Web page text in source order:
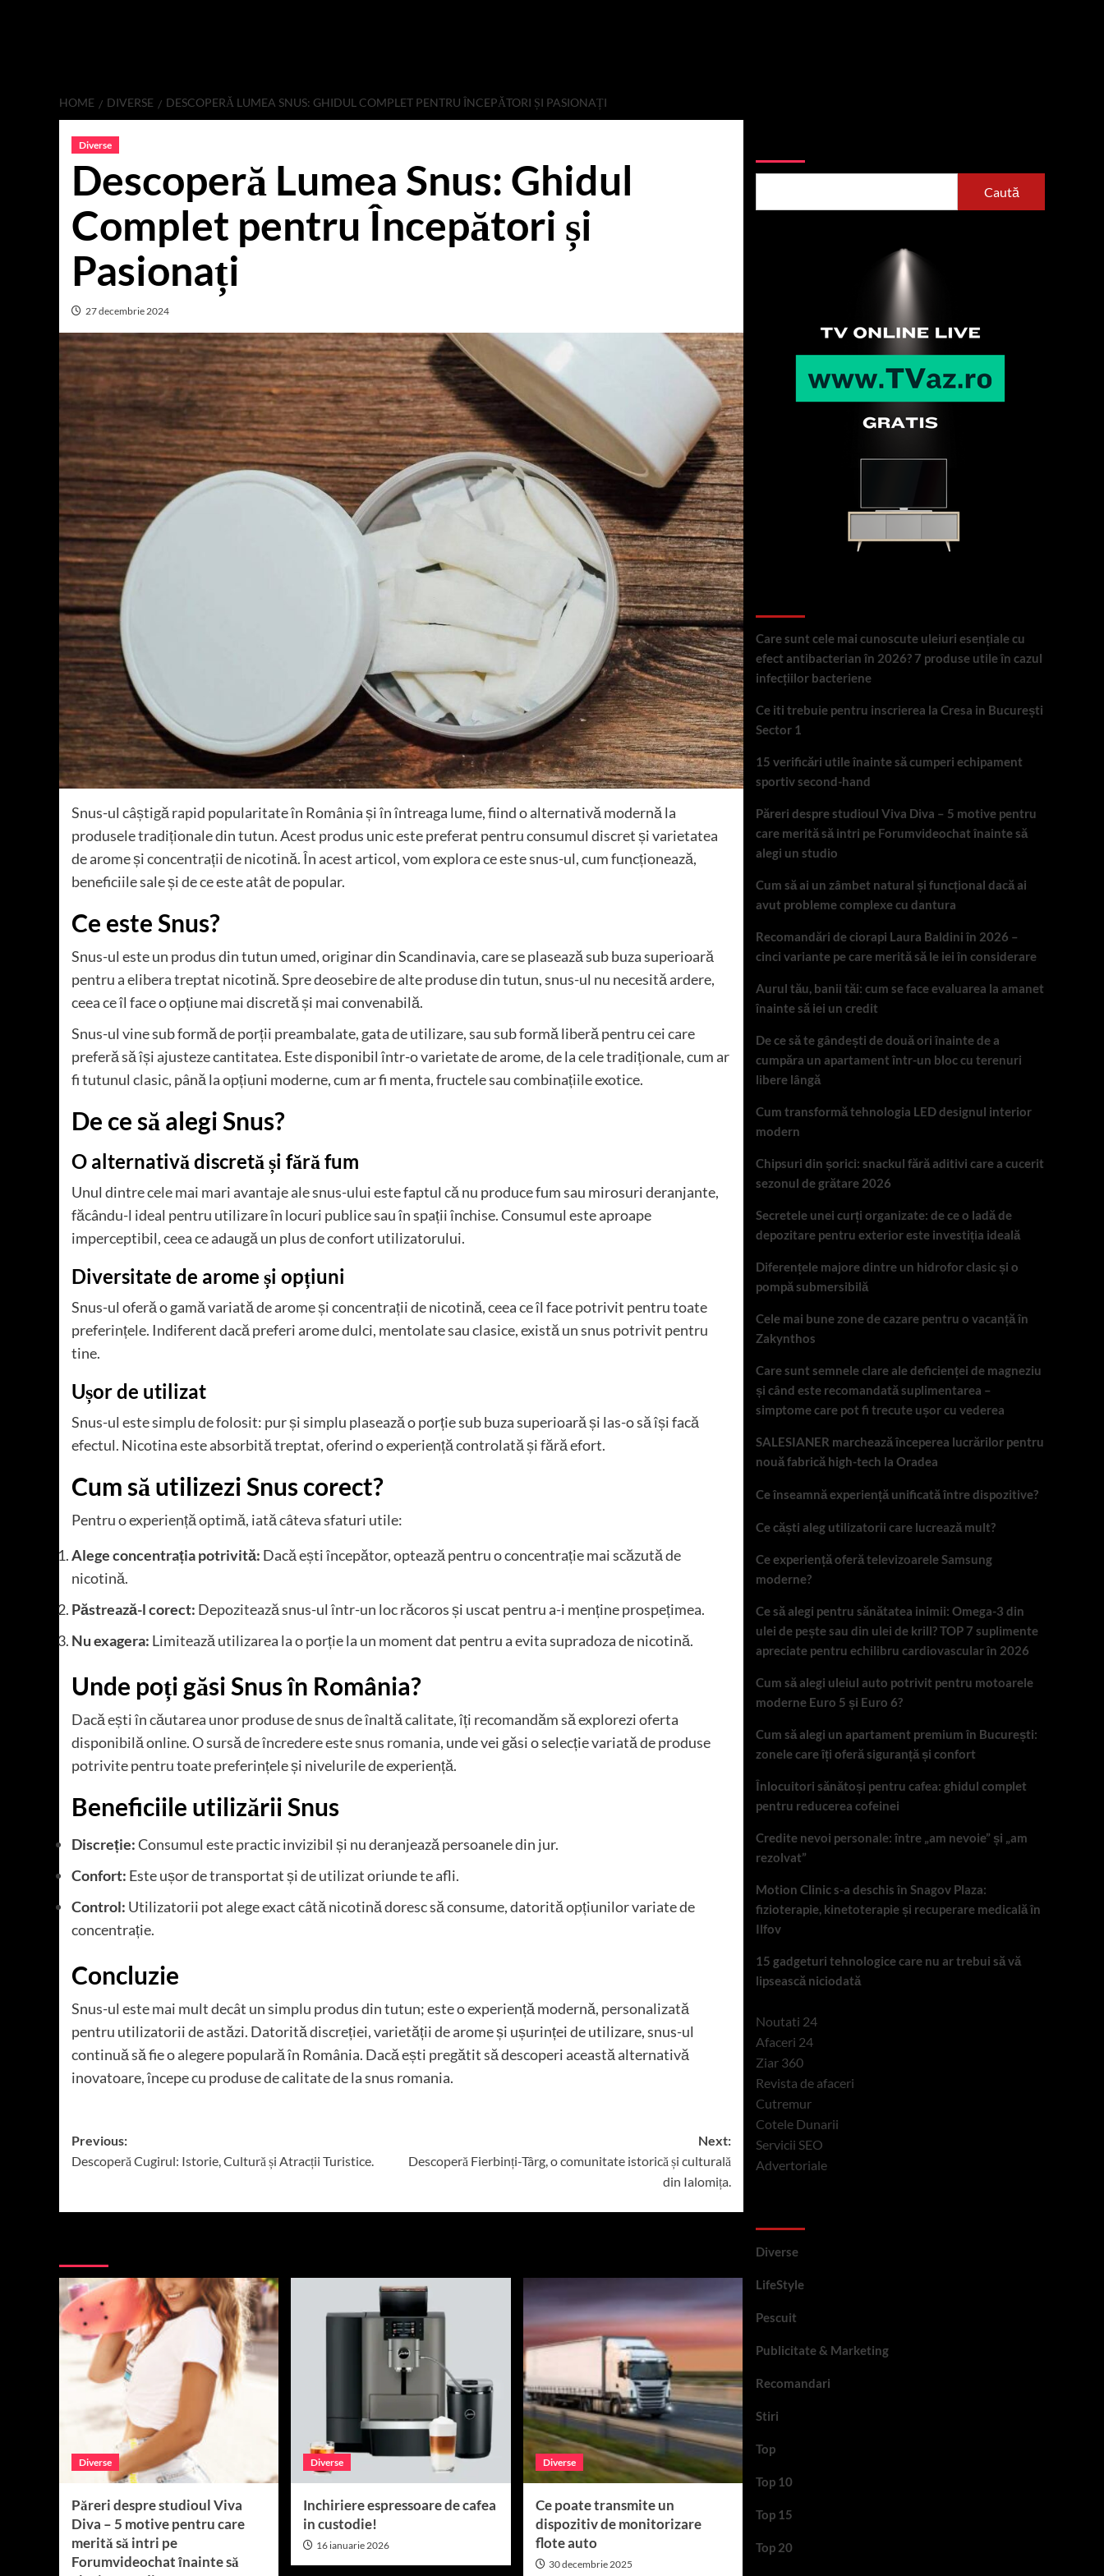
HOME DIVERSE DESCOPERĂ LUMEA SNUS: GHIDUL COMPLET PENTRU ÎNCEPĂTORI ȘI PASIONAȚI
Diverse
Descoperă Lumea Snus: Ghidul
Complet pentru Începători și
Pasionați
27 decembrie 2024
Snus-ul câștigă rapid popularitate în România și în întreaga lume, fiind o alternativă modernă la
produsele tradiționale din tutun. Acest produs unic este preferat pentru consumul discret și varietatea
de arome și concentrații de nicotină. În acest articol, vom explora ce este snus-ul, cum funcționează,
beneficiile sale și de ce este atât de popular.
Ce este Snus?
Snus-ul este un produs din tutun umed, originar din Scandinavia, care se plasează sub buza superioară
pentru a elibera treptat nicotină. Spre deosebire de alte produse din tutun, snus-ul nu necesită ardere,
ceea ce îl face o opțiune mai discretă și mai convenabilă.
Snus-ul vine sub formă de porții preambalate, gata de utilizare, sau sub formă liberă pentru cei care
preferă să își ajusteze cantitatea. Este disponibil într-o varietate de arome, de la cele tradiționale, cum ar
fi tutunul clasic, până la opțiuni moderne, cum ar fi menta, fructele sau combinațiile exotice.
De ce să alegi Snus?
O alternativă discretă și fără fum
Unul dintre cele mai mari avantaje ale snus-ului este faptul că nu produce fum sau mirosuri deranjante,
făcându-l ideal pentru utilizare în locuri publice sau în spații închise. Consumul este aproape
imperceptibil, ceea ce adaugă un plus de confort utilizatorului.
Diversitate de arome și opțiuni
Snus-ul oferă o gamă variată de arome și concentrații de nicotină, ceea ce îl face potrivit pentru toate
preferințele. Indiferent dacă preferi arome dulci, mentolate sau clasice, există un snus potrivit pentru
tine.
Ușor de utilizat
Snus-ul este simplu de folosit: pur și simplu plasează o porție sub buza superioară și las-o să își facă
efectul. Nicotina este absorbită treptat, oferind o experiență controlată și fără efort.
Cum să utilizezi Snus corect?
Pentru o experiență optimă, iată câteva sfaturi utile:
Alege concentrația potrivită: Dacă ești începător, optează pentru o concentrație mai scăzută de
nicotină.
Păstrează-l corect: Depozitează snus-ul într-un loc răcoros și uscat pentru a-i menține prospețimea.
Nu exagera: Limitează utilizarea la o porție la un moment dat pentru a evita supradoza de nicotină.
Unde poți găsi Snus în România?
Dacă ești în căutarea unor produse de snus de înaltă calitate, îți recomandăm să explorezi oferta
disponibilă online. O sursă de încredere estesnus romania, unde vei găsi o selecție variată de produse
potrivite pentru toate preferințele și nivelurile de experiență.
Beneficiile utilizării Snus
Discreție:Consumul este practic invizibil și nu deranjează persoanele din jur.
Confort: Este ușor de transportat și de utilizat oriunde te afli.
Control: Utilizatorii pot alege exact câtă nicotină doresc să consume, datorită opțiunilor variate de
concentrație.
Concluzie
Snus-ul este mai mult decât un simplu produs din tutun; este o experiență modernă, personalizată
pentru utilizatorii de astăzi. Datorită discreției, varietății de arome și ușurinței de utilizare, snus-ul
continuă să fie o alegere populară în România. Dacă ești pregătit să descoperi această alternativă
inovatoare, începe cu produse de calitate de lasnus romania.
Post
navigation
Previous:
Descoperă Cugirul: Istorie, Cultură și Atracții Turistice.
Next:
Descoperă Fierbinți-Târg, o comunitate istorică și culturală
din Ialomița.
Diverse
Păreri despre studioul Viva
Diva – 5 motive pentru care
merită să intri pe
Forumvideochat înainte să
Diverse
Inchiriere espressoare de cafea
in custodie!
16 ianuarie 2026
Diverse
Ce poate transmite un
dispozitiv de monitorizare
flote auto
30 decembrie 2025
Caută
Care sunt cele mai cunoscute uleiuri esențiale cu
efect antibacterian în 2026? 7 produse utile în cazul
infecțiilor bacteriene
Ce iti trebuie pentru inscrierea la Cresa in București
Sector 1
15 verificări utile înainte să cumperi echipament
sportiv second-hand
Păreri despre studioul Viva Diva – 5 motive pentru
care merită să intri pe Forumvideochat înainte să
alegi un studio
Cum să ai un zâmbet natural și funcțional dacă ai
avut probleme complexe cu dantura
Recomandări de ciorapi Laura Baldini în 2026 –
cinci variante pe care merită să le iei în considerare
Aurul tău, banii tăi: cum se face evaluarea la amanet
înainte să iei un credit
De ce să te gândești de două ori înainte de a
cumpăra un apartament într-un bloc cu terenuri
libere lângă
Cum transformă tehnologia LED designul interior
modern
Chipsuri din șorici: snackul fără aditivi care a cucerit
sezonul de grătare 2026
Secretele unei curți organizate: de ce o ladă de
depozitare pentru exterior este investiția ideală
Diferențele majore dintre un hidrofor clasic și o
pompă submersibilă
Cele mai bune zone de cazare pentru o vacanță în
Zakynthos
Care sunt semnele clare ale deficienței de magneziu
și când este recomandată suplimentarea –
simptome care pot fi trecute ușor cu vederea
SALESIANER marchează începerea lucrărilor pentru
nouă fabrică high-tech la Oradea
Ce înseamnă experiență unificată între dispozitive?
Ce căști aleg utilizatorii care lucrează mult?
Ce experiență oferă televizoarele Samsung
moderne?
Ce să alegi pentru sănătatea inimii: Omega-3 din
ulei de pește sau din ulei de krill? TOP 7 suplimente
apreciate pentru echilibru cardiovascular în 2026
Cum să alegi uleiul auto potrivit pentru motoarele
moderne Euro 5 și Euro 6?
Cum să alegi un apartament premium în București:
zonele care îți oferă siguranță și confort
Înlocuitori sănătoși pentru cafea: ghidul complet
pentru reducerea cofeinei
Credite nevoi personale: între „am nevoie” și „am
rezolvat”
Motion Clinic s-a deschis în Snagov Plaza:
fizioterapie, kinetoterapie și recuperare medicală în
Ilfov
15 gadgeturi tehnologice care nu ar trebui să vă
lipsească niciodată
Noutati 24
Afaceri 24
Ziar 360
Revista de afaceri
Cutremur
Cotele Dunarii
Servicii SEO
Advertoriale
Diverse
LifeStyle
Pescuit
Publicitate & Marketing
Recomandari
Stiri
Top
Top 10
Top 15
Top 20